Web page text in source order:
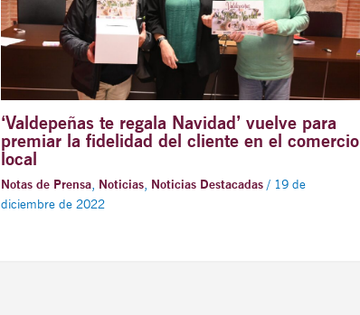
‘Valdepeñas te regala Navidad’ vuelve para
premiar la fidelidad del cliente en el comercio
local
Notas de Prensa, Noticias, Noticias Destacadas/ 19 de
diciembre de 2022